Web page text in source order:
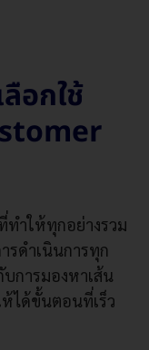
อกใช้
ทำให้ทุกอย่างรวม
รดำเนินการทุก
บการมองหาเส้น
ได้ขั้นตอนที่เร็ว